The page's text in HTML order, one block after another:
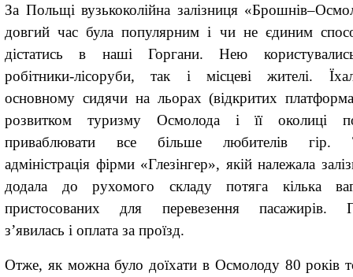
За Польщі вузькоколійна залізниця «Брошнів–
довгий час була популярним і чи не єдиним
дістатись в наші Горгани. Нею
робітники-лісоруби, так і місцеві жителі.
основному сидячи на льорах (відкритих
розвитком туризму Осмолода і її околиці
приваблювати все більше любителів гір.
адміністрація фірми «Глезінгер», якій належала
додала до рухомого складу потяга кілька
пристосованих для перевезення пасажирів.
з’явилась і оплата за проїзд.
Отже, як можна було доїхати в Осмолоду 80 років